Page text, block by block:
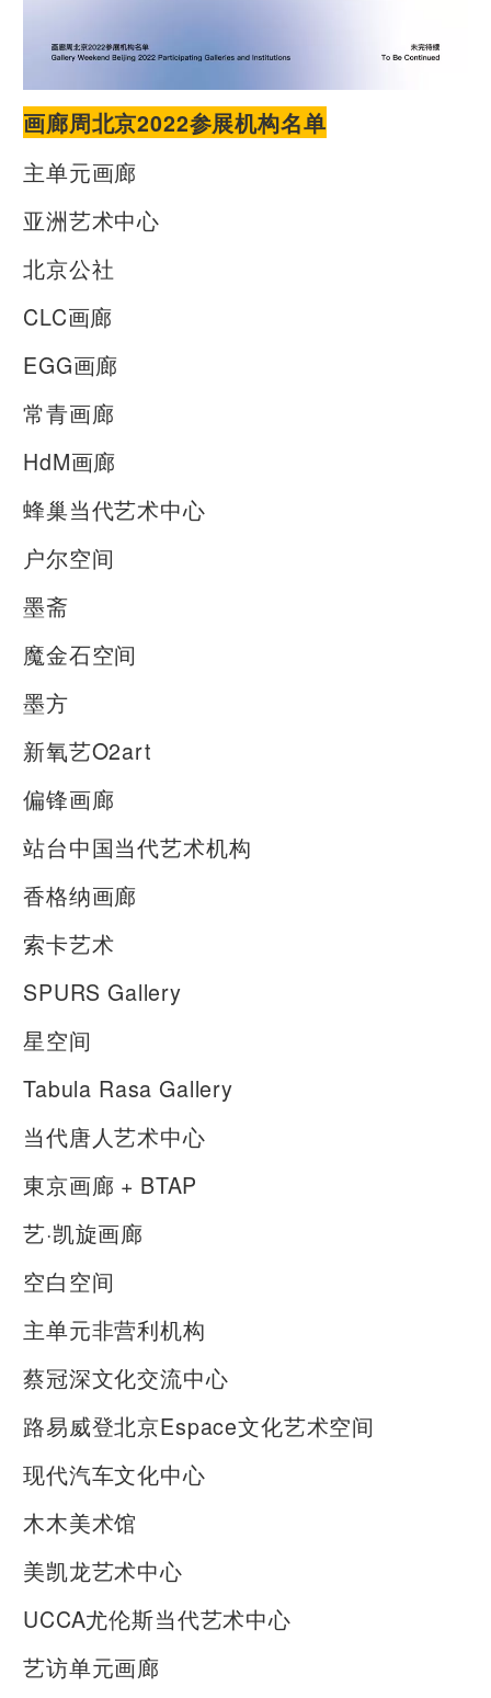
​画廊周北京2022参展机构名单
主单元画廊
亚洲艺术中心
北京公社
CLC画廊
EGG画廊
常青画廊
HdM画廊
蜂巢当代艺术中心
户尔空间
墨斋
魔金石空间
墨方
新氧艺O2art
偏锋画廊
站台中国当代艺术机构
香格纳画廊
索卡艺术
SPURS Gallery
星空间
Tabula Rasa Gallery
当代唐人艺术中心
東京画廊 + BTAP
艺·凯旋画廊
空白空间
主单元非营利机构
蔡冠深文化交流中心
路易威登北京Espace文化艺术空间
现代汽车文化中心
木木美术馆
美凯龙艺术中心
UCCA尤伦斯当代艺术中心
艺访单元画廊